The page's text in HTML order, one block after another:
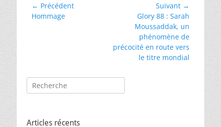
Navigation
de
← Précédent
Article
Hommage
Suivant →
suivant :
Glory 88 : Sarah
Moussaddak, un
phénomène de
précocité en route vers
le titre mondial
Rechercher :
Articles récents